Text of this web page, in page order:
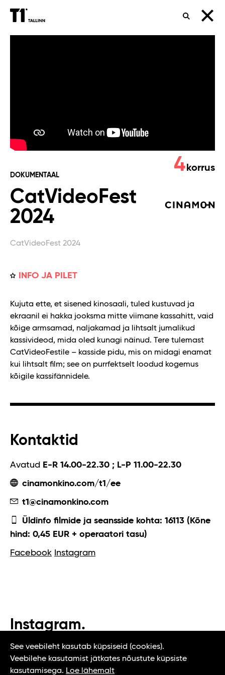
OTSING
DOKUMENTAAL
CatVideoFest
2024
CatVideoFest 2024
INFO JA PILET
4 korrus
Kujuta ette, et sisened kinosaali, tuled kustuvad ja
ekraanil ei hakka jooksma mitte viimane kassahitt, vaid
kõige armsamad, naljakamad ja lihtsalt jumalikud
kassivideod, mida oled kunagi näinud. Tere tulemast
CatVideoFestile – kasside pidu, mis on midagi enamat
kui lihtsalt film; see on purrfektselt loodud kogemus
kõigile kassifännidele.
Kontaktid
Avatud E-R 14.00-22.30 ; L-P 11.00-22.30
cinamonkino.com/t1/ee
t1@cinamonkino.com
Üldinfo filmide ja seansside kohta: 16113 (Kõne
hind: 0,45 EUR + operaatori tasu)
Facebook Instagram
Instagram.
#t1tallinn #tasteoftallinn
See veebileht kasutab küpsiseid (cookies).
Veebilehe kasutamist jätkates nõustute küpsiste
kasutamisega. Loe lähemalt